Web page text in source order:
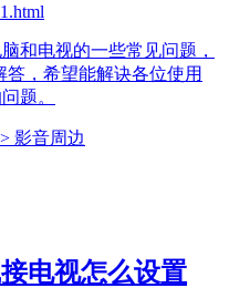
和电视的一些常见问题，
，希望能解诀各位使用
题。
> 影音周边
电视怎么设置